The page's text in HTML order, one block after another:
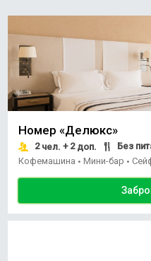
Номер «Делюкс»
2чел. + 2доп.
Без
Кофемашина • Мини-бар •